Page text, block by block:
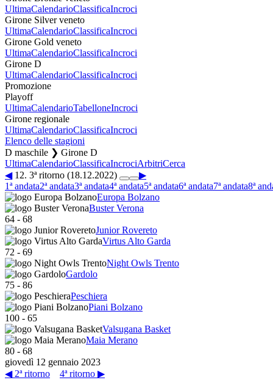
UltimaCalendarioClassificaIncroci
Girone Silver veneto
UltimaCalendarioClassificaIncroci
Girone Gold veneto
UltimaCalendarioClassificaIncroci
Girone D
UltimaCalendarioClassificaIncroci
Promozione
Playoff
UltimaCalendarioTabelloneIncroci
Girone regionale
UltimaCalendarioClassificaIncroci
Elenco delle stagioni
D maschile ❯ Girone D
UltimaCalendarioClassificaIncrociArbitriCerca
◀12. 3ª ritorno (18.12.2022)
▶
1ª andata2ª andata3ª andata4ª andata5ª andata6ª andata7ª andata8ª
Europa Bolzano
Buster Verona
64 - 68
Junior Rovereto
Virtus Alto Garda
72 - 69
Night Owls Trento
Gardolo
75 - 86
Peschiera
Piani Bolzano
100 - 65
Valsugana Basket
Maia Merano
80 - 68
giovedì 12 gennaio 2023
◀ 2ª ritorno
4ª ritorno ▶